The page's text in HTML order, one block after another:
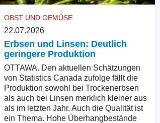
OBST UND GEMÜSE
22.07.2026
Erbsen und Linsen: Deutlich
geringere Produktion
OTTAWA. Den aktuellen Schätzungen
von Statistics Canada zufolge fällt die
Produktion sowohl bei Trockenerbsen
als auch bei Linsen merklich kleiner aus
als im letzten Jahr. Auch die Qualität ist
ein Thema. Hohe Überhangbestände